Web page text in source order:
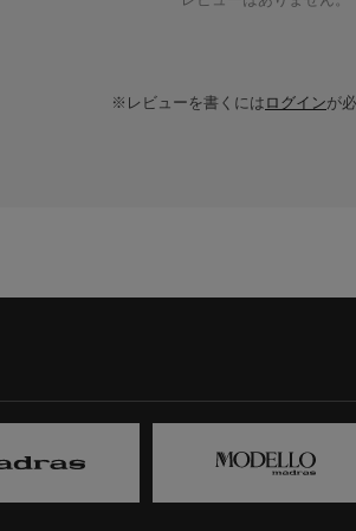
※レビューを書くには ログインが